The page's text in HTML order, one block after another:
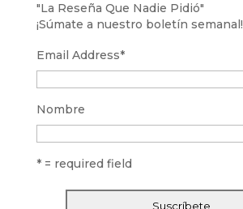
"La Reseña Que Nadie Pidió"
¡Súmate a nuestro boletín semanal!
Email Address*
Nombre
* = required field